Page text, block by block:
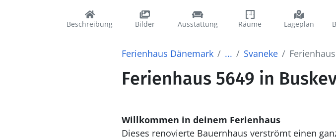
Beschreibung Bilder Ausstattung Räume Lageplan
Ferienhaus Dänemark ... Svaneke
Ferienhaus 5649 in
Willkommen in deinem Ferienhaus
Dieses renovierte Bauernhaus verströmt einen